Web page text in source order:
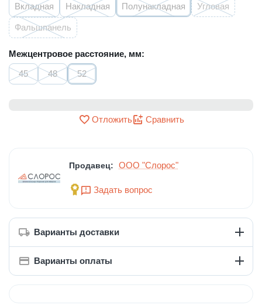
Вкладная
Накладная Полунакладная Угловая
Фальшпанель
Межцентровое расстояние, мм:
45
48 52
Отложить Сравнить
Продавец: ООО "Слорос"
Задать вопрос
Варианты доставки
Варианты оплаты